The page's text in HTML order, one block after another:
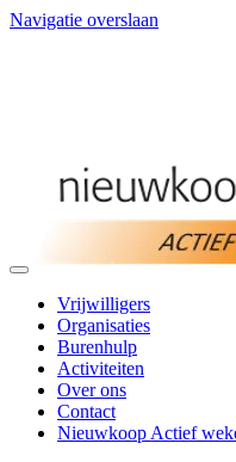
Navigatie overslaan
Vrijwilligers
Organisaties
Burenhulp
Activiteiten
Over ons
Contact
Nieuwkoop Actief